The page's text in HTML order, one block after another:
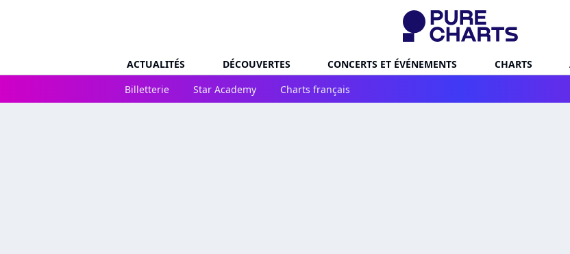
ACTUALITÉS DÉCOUVERTES CONCERTS ET ÉVÉNEMENTS CHARTS
Billetterie
Star Academy Charts français